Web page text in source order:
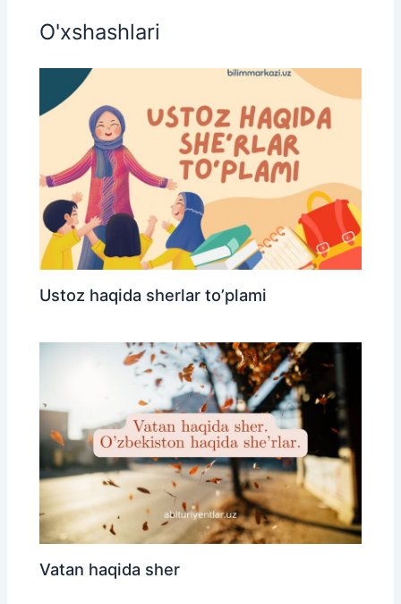
O'xshashlari
Ustoz haqida sherlar to’plami
Vatan haqida sher